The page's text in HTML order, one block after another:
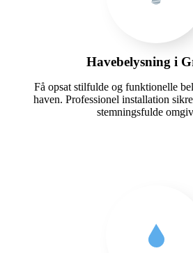
Havebelysning i
Få opsat stilfulde og funktionelle
haven. Professionel installation
stemningsfulde